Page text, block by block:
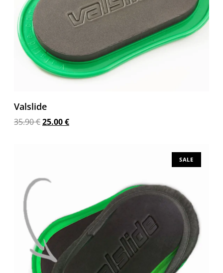
Valslide
35.90€25.00€
SALE